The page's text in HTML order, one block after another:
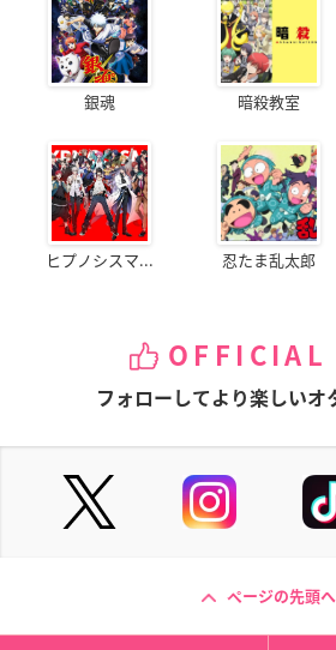
銀魂 暗殺教室
ヒプノシスマ... 忍たま乱太郎
OFFICIAL
フォローしてより楽しいオ
ページの先頭へ